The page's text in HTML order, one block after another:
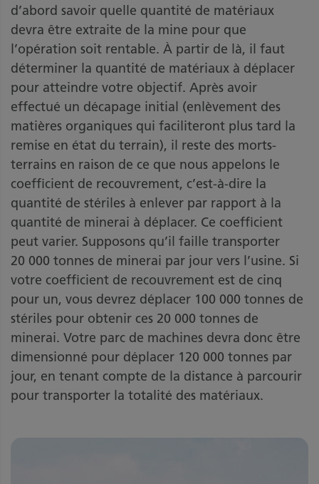
d’abord savoir quelle quantité de matériaux
devra être extraite de la mine pour que
l’opération soit rentable. À partir de là, il faut
déterminer la quantité de matériaux à déplacer
pour atteindre votre objectif. Après avoir
effectué un décapage initial (enlèvement des
matières organiques qui faciliteront plus tard la
remise en état du terrain), il reste des morts-
terrains en raison de ce que nous appelons le
coefficient de recouvrement, c’est-à-dire la
quantité de stériles à enlever par rapport à la
quantité de minerai à déplacer. Ce coefficient
peut varier. Supposons qu’il faille transporter
20 000 tonnes de minerai par jour vers l’usine. Si
votre coefficient de recouvrement est de cinq
pour un, vous devrez déplacer 100 000 tonnes de
stériles pour obtenir ces 20 000 tonnes de
minerai. Votre parc de machines devra donc être
dimensionné pour déplacer 120 000 tonnes par
jour, en tenant compte de la distance à parcourir
pour transporter la totalité des matériaux.